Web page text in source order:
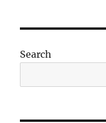
Search